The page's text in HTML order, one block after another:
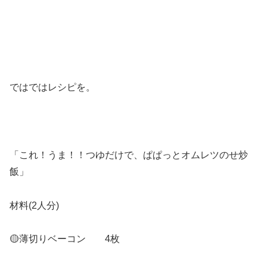
ではではレシピを。
「これ！うま！！つゆだけで、ぱぱっとオムレツのせ炒
飯」
材料(2人分)
🟡薄切りベーコン 4枚